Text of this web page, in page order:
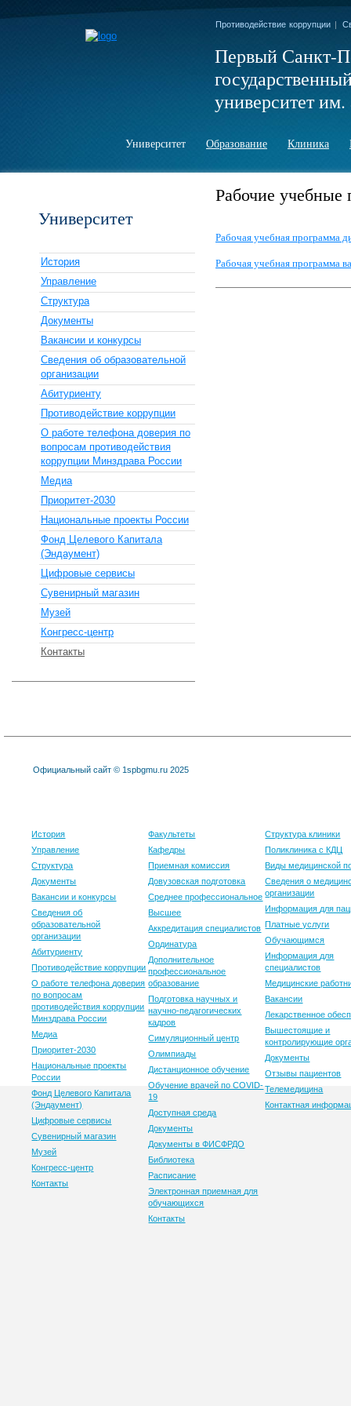
Противодействие коррупции |
Первый Санкт-
университет
Университет Образование Клиника
Рабочие
Рабочая учебная программа
Рабочая учебная программа
Университет
История
Управление
Структура
Документы
Вакансии и конкурсы
Сведения об образовательной
организации
Абитуриенту
Противодействие коррупции
О работе телефона доверия по
вопросам противодействия
коррупции Минздрава России
Медиа
Приоритет-2030
Национальные проекты России
Фонд Целевого Капитала
(Эндаумент)
Цифровые сервисы
Сувенирный магазин
Музей
Конгресс-центр
Контакты
Официальный сайт © 1spbgmu.ru 2025
История
Управление
Структура
Документы
Вакансии и конкурсы
Сведения об
образовательной
организации
Абитуриенту
Противодействие коррупции
О работе телефона доверия
по вопросам
противодействия коррупции
Минздрава России
Медиа
Приоритет-2030
Национальные проекты
России
Фонд Целевого Капитала
(Эндаумент)
Цифровые сервисы
Сувенирный магазин
Музей
Конгресс-центр
Контакты
Факультеты
Кафедры
Приемная комиссия
Довузовская подготовка
Среднее профессиональное
Высшее
Аккредитация специалистов
Ординатура
Дополнительное
профессиональное
образование
Подготовка научных и
научно-педагогических
кадров
Симуляционный центр
Олимпиады
Дистанционное обучение
Обучение врачей по COVID-
19
Доступная среда
Документы
Документы в ФИСФРДО
Библиотека
Расписание
Электронная приемная для
обучающихся
Контакты
Структура клиники
Поликлиника с КДЦ
Виды медицинской
Сведения о
организации
Информация для
Платные услуги
Обучающимся
Информация для
специалистов
Медицинские
Вакансии
Лекарственное
Вышестоящие и
контролирующие
Документы
Отзывы пациентов
Телемедицина
Контактная